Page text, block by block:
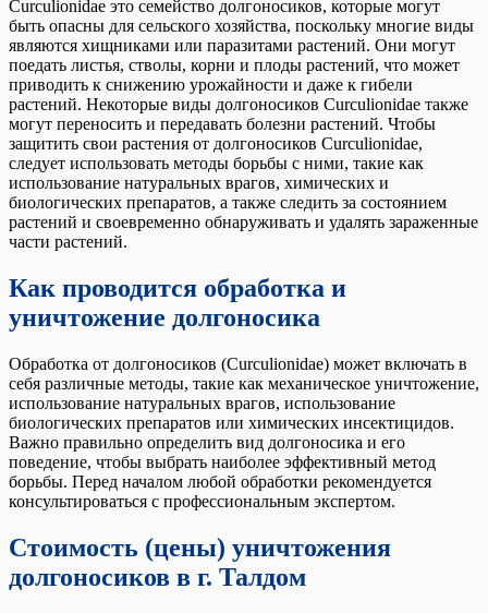
Curculionidae это семейство долгоносиков, которые могут
быть опасны для сельского хозяйства, поскольку многие виды
являются хищниками или паразитами растений. Они могут
поедать листья, стволы, корни и плоды растений, что может
приводить к снижению урожайности и даже к гибели
растений. Некоторые виды долгоносиков Curculionidae также
могут переносить и передавать болезни растений. Чтобы
защитить свои растения от долгоносиков Curculionidae,
следует использовать методы борьбы с ними, такие как
использование натуральных врагов, химических и
биологических препаратов, а также следить за состоянием
растений и своевременно обнаруживать и удалять зараженные
части растений.
Как проводится обработка и
уничтожение долгоносика
Обработка от долгоносиков (Curculionidae) может включать в
себя различные методы, такие как механическое уничтожение,
использование натуральных врагов, использование
биологических препаратов или химических инсектицидов.
Важно правильно определить вид долгоносика и его
поведение, чтобы выбрать наиболее эффективный метод
борьбы. Перед началом любой обработки рекомендуется
консультироваться с профессиональным экспертом.
Стоимость (цены) уничтожения
долгоносиков в г. Талдом